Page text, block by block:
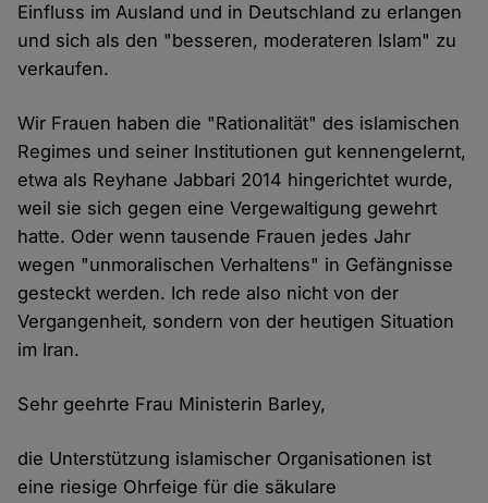
Einfluss im Ausland und in Deutschland zu erlangen
und sich als den "besseren, moderateren Islam" zu
verkaufen.
Wir Frauen haben die "Rationalität" des islamischen
Regimes und seiner Institutionen gut kennengelernt,
etwa als Reyhane Jabbari 2014 hingerichtet wurde,
weil sie sich gegen eine Vergewaltigung gewehrt
hatte. Oder wenn tausende Frauen jedes Jahr
wegen "unmoralischen Verhaltens" in Gefängnisse
gesteckt werden. Ich rede also nicht von der
Vergangenheit, sondern von der heutigen Situation
im Iran.
Sehr geehrte Frau Ministerin Barley,
die Unterstützung islamischer Organisationen ist
eine riesige Ohrfeige für die säkulare